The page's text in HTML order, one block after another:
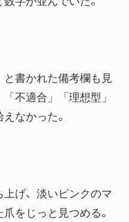
書かれた備考欄も見
不適合」「理想型」
なかった。
げ、淡いピンクのマ
をじっと見つめる。